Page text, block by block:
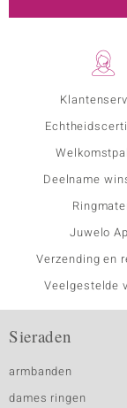
Deelname
Juwelo
Verzending en
Veelgestelde
Sieraden
armbanden
dames ringen